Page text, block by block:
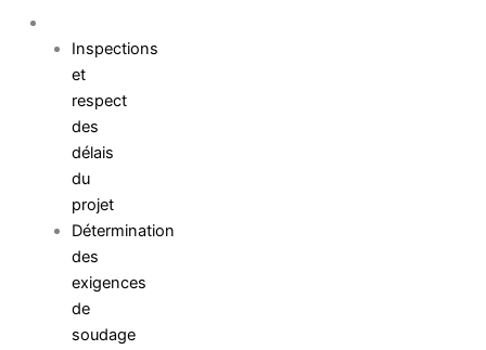
Inspections
et
respect
des
délais
du
projet
Détermination
des
exigences
de
soudage